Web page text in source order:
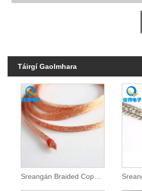
Táirgí Gaolmhara
Sreangán Braided Copar lom